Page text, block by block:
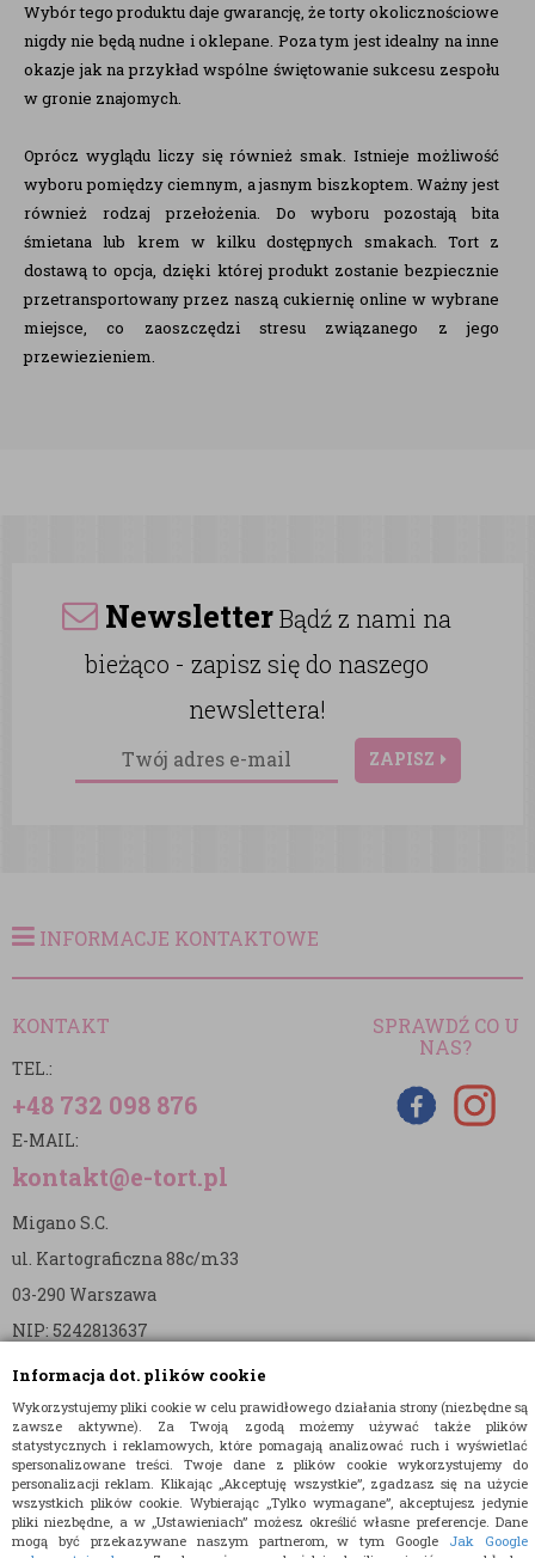
Informacja dot. plików cookie
Wykorzystujemy pliki cookie w celu prawidłowego działania strony (niezbędne są
zawsze aktywne). Za Twoją zgodą możemy używać także plików
statystycznych i reklamowych, które pomagają analizować ruch i wyświetlać
spersonalizowane treści. Twoje dane z plików cookie wykorzystujemy do
personalizacji reklam. Klikając „Akceptuję wszystkie”, zgadzasz się na użycie
wszystkich plików cookie. Wybierając „Tylko wymagane”, akceptujesz jedynie
pliki niezbędne, a w „Ustawieniach” możesz określić własne preferencje. Dane
mogą być przekazywane naszym partnerom, w tym Google Jak Google
Wybór tego produktu daje gwarancję, że torty okolicznościowe
nigdy nie będą nudne i oklepane. Poza tym jest idealny na inne
okazje jak na przykład wspólne świętowanie sukcesu zespołu
w gronie znajomych.
Oprócz wyglądu liczy się również smak. Istnieje możliwość
wyboru pomiędzy ciemnym, a jasnym biszkoptem. Ważny jest
również rodzaj przełożenia. Do wyboru pozostają bita
śmietana lub krem w kilku dostępnych smakach. Tort z
dostawą to opcja, dzięki której produkt zostanie bezpiecznie
przetransportowany przez naszą cukiernię online w wybrane
miejsce, co zaoszczędzi stresu związanego z jego
przewiezieniem.
NewsletterBądź z nami na
bieżąco - zapisz się do naszego
newslettera!
ZAPISZ
INFORMACJE KONTAKTOWE
KONTAKT
TEL.:
+48 732 098 876
E-MAIL:
kontakt@e-tort.pl
Migano S.C.
ul. Kartograficzna 88c/m33
03-290 Warszawa
NIP: 5242813637
REGON: 365874905
Nr konta (mBank):
36 1140 2004 0000 3902 8144 2737
SPRAWDŹ CO U
NAS?